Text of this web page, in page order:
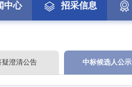
中心 招采信息
疑澄清公告 中标候选人公示